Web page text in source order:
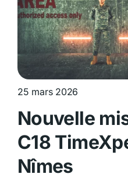
25 mars 2026
Nouvelle
C18
Nîmes